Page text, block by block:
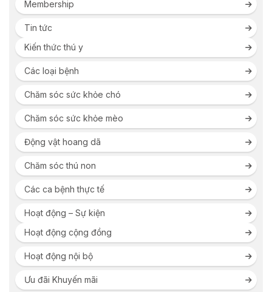
Membership
Tin tức
Kiến thức thú y
Các loại bệnh
Chăm sóc sức khỏe chó
Chăm sóc sức khỏe mèo
Động vật hoang dã
Chăm sóc thú non
Các ca bệnh thực tế
Hoạt động – Sự kiện
Hoạt động cộng đồng
Hoạt động nội bộ
Ưu đãi Khuyến mãi